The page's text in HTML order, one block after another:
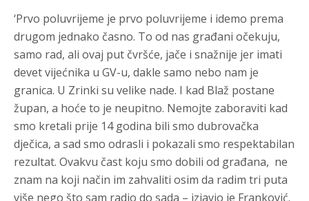
‘Prvo poluvrijeme je prvo poluvrijeme i idemo prema
drugom jednako časno. To od nas građani očekuju,
samo rad, ali ovaj put čvršće, jače i snažnije jer imati
devet vijećnika u GV-u, dakle samo nebo nam je
granica. U Zrinki su velike nade. I kad Blaž postane
župan, a hoće to je neupitno. Nemojte zaboraviti kad
smo kretali prije 14 godina bili smo dubrovačka
dječica, a sad smo odrasli i pokazali smo respektabilan
rezultat. Ovakvu čast koju smo dobili od građana, ne
znam na koji način im zahvaliti osim da radim tri puta
više nego što sam radio do sada – izjavio je Franković.